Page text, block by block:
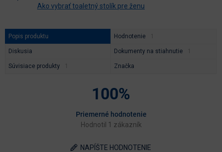
Ako vybrať toaletný stolík pre ženu
Popis produktu Hodnotenie
Diskusia Dokumenty na stiahnutie
Súvisiace produkty Značka
100%
Priemerné hodnotenie
Hodnotil 1 zákazník
NAPÍŠTE HODNOTENIE